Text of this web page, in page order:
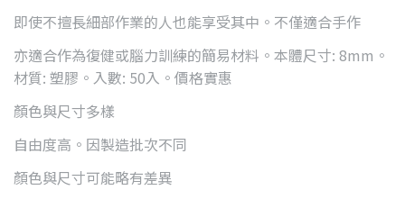
即使不擅長細部作業的人也能享受其中。不僅適合手作
亦適合作為復健或腦力訓練的簡易材料。本體尺寸: 8mm。
材質: 塑膠。入數: 50入。價格實惠
顏色與尺寸多樣
自由度高。因製造批次不同
顏色與尺寸可能略有差異